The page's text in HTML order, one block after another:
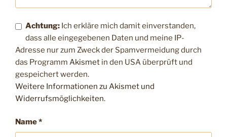
Achtung: Ich erkläre mich damit einverstanden,
dass alle eingegebenen Daten und meine IP-
Adresse nur zum Zweck der Spamvermeidung durch
das Programm Akismet in den USA überprüft und
gespeichert werden.
Weitere Informationen zu Akismet und
Widerrufsmöglichkeiten.
Name*